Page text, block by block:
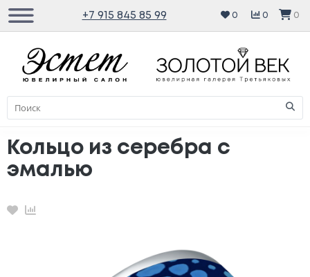
+7 915 845 85 99 0 0 0
Кольцо из серебра с
эмалью
Избранное
Сравнение